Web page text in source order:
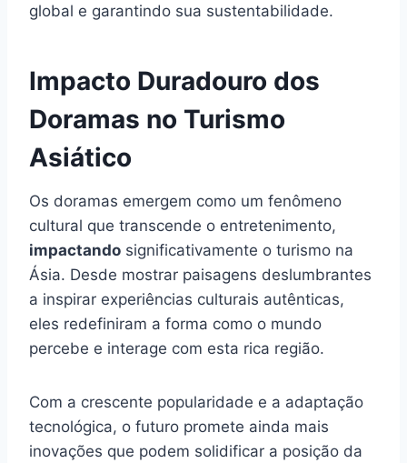
global e garantindo sua sustentabilidade.
Impacto Duradouro dos
Doramas no Turismo
Asiático
Os doramas emergem como um fenômeno
cultural que transcende o entretenimento,
impactando significativamente o turismo na
Ásia. Desde mostrar paisagens deslumbrantes
a inspirar experiências culturais autênticas,
eles redefiniram a forma como o mundo
percebe e interage com esta rica região.
Com a crescente popularidade e a adaptação
tecnológica, o futuro promete ainda mais
inovações que podem solidificar a posição da